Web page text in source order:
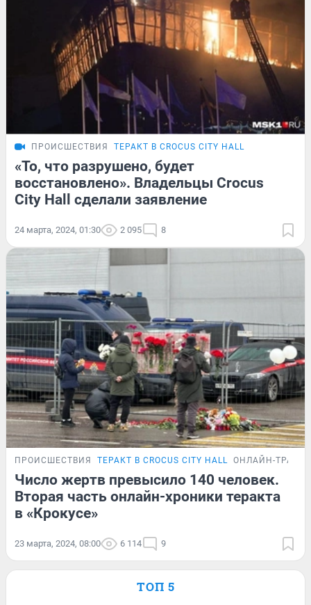
ПРОИСШЕСТВИЯ ТЕРАКТ В CROCUS CITY HALL
«То, что разрушено, будет
восстановлено». Владельцы Crocus
City Hall сделали заявление
24 марта, 2024, 01:30 2 095 8
ПРОИСШЕСТВИЯ ТЕРАКТ В CROCUS CITY HALL ОНЛАЙН-
Число жертв превысило 140 человек.
Вторая часть онлайн-хроники теракта
в «Крокусе»
23 марта, 2024, 08:00 6 114 9
ТОП 5